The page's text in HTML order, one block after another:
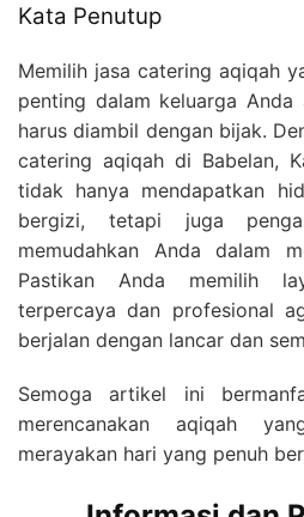
Kata Penutup
Memilih jasa catering aqiqah
penting dalam keluarga Anda
harus diambil dengan bijak.
catering aqiqah di Babelan,
tidak hanya mendapatkan
bergizi, tetapi juga
memudahkan Anda dalam
Pastikan Anda memilih
terpercaya dan profesional
berjalan dengan lancar dan
Semoga artikel ini
merencanakan aqiqah
merayakan hari yang penuh